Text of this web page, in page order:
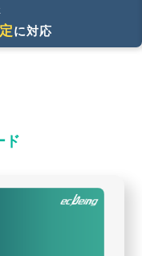
に対応
ド